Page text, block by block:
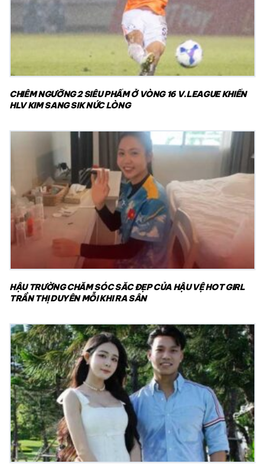
CHIÊM NGƯỠNG 2 SIÊU PHẨM Ở VÒNG 16 V.LEAGUE KHIẾN
HLV KIM SANG SIK NỨC LÒNG
HẬU TRƯỜNG CHĂM SÓC SẮC ĐẸP CỦA HẬU VỆ HOT GIRL
TRẦN THỊ DUYÊN MỖI KHI RA SÂN